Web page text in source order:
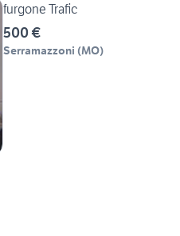
furgone Trafic
500 €
Serramazzoni (MO)